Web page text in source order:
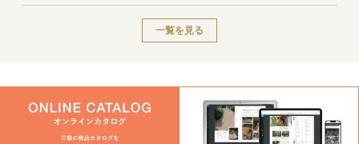
一覧を見る